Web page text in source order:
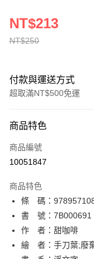
NT$250
NT$213
付款與運送方式
超取滿NT$500免運
信用卡一次付款
超商取貨付款
相關說明
【關於「AFTEE先享後付
AFTEE先享後付是「在
便利好安心！
１．簡單：不需註冊會員
２．便利：只要手機號碼
３．安心：先確認商品／
ATM付款
運送方式
商品特色
商品編號
10051847
商品特色
條 碼：
書 號：7B000691
作 者：甜咖啡
繪 者：手刀葉;廢